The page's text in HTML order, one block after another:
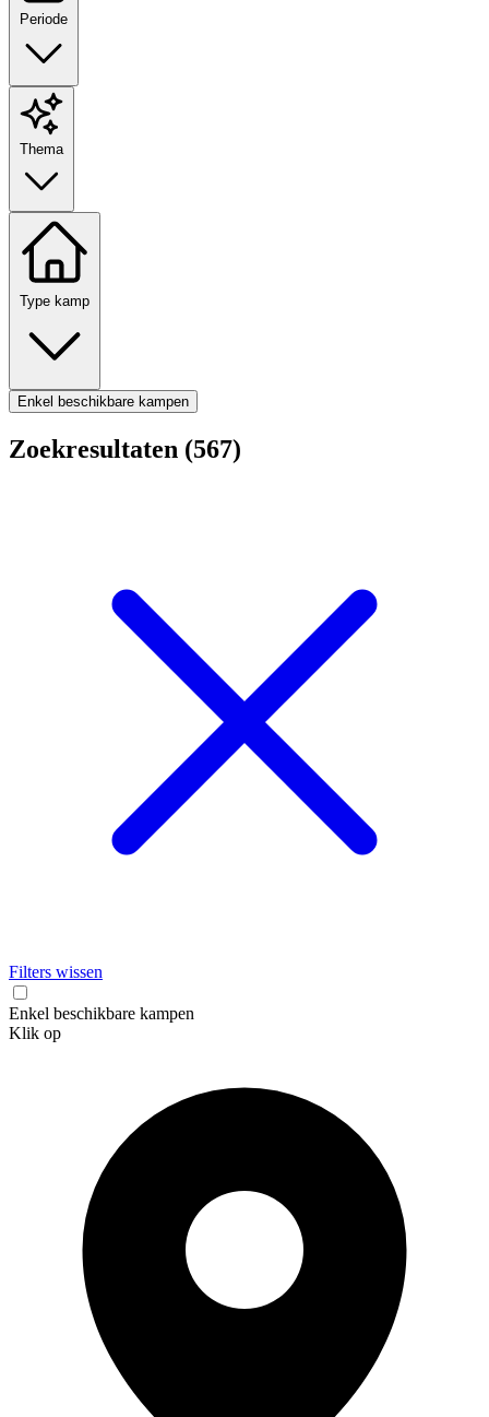
Periode
Thema
Type kamp
Enkel beschikbare kampen
Zoekresultaten (567)
Filters wissen
Enkel beschikbare kampen
Klik op